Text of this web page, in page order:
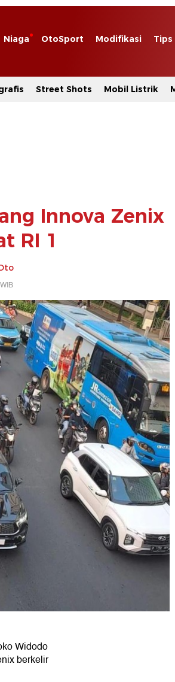
Niaga OtoSport Modifikasi Tips
Street Shots Mobil Listrik
Innova Zenix
RI 1
Widodo
berkelir